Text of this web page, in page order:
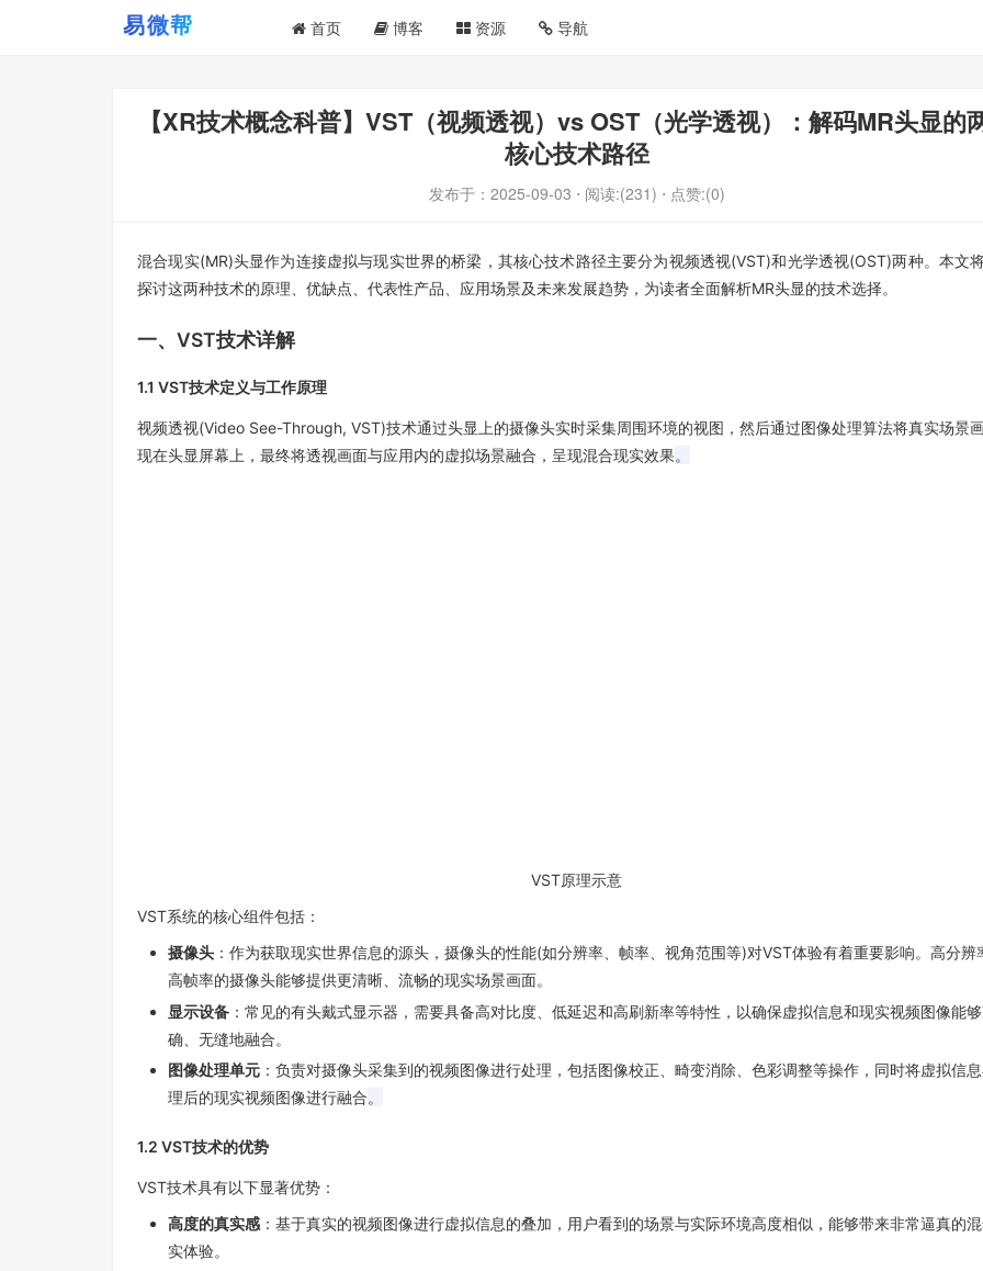
首页 博客 资源 导航
【XR技术概念科普】VST（视频透视）vs OST（光学透视）：解码MR头显的
核心技术路径
发布于： 2025-09-03 ⋅ 阅读:(231) ⋅ 点赞:(0)
混合现实(MR)头显作为连接虚拟与现实世界的桥梁，其核心技术路径主要分为视频透视(VST)和光学透视(OST)两种。本文
探讨这两种技术的原理、优缺点、代表性产品、应用场景及未来发展趋势，为读者全面解析MR头显的技术选择。
一、 VST技术详解
1.1 VST技术定义与工作原理
视频透视(Video See-Through, VST)技术通过头显上的摄像头实时采集周围环境的视图，然后通过图像处理算法将真实场景
现在头显屏幕上，最终将透视画面与应用内的虚拟场景融合，呈现混合现实效果。
VST原理示意
VST系统的核心组件包括：
摄像头 ：作为获取现实世界信息的源头，摄像头的性能(如分辨率、帧率、视角范围等)对VST体验有着重要影响。高分辨
高帧率的摄像头能够提供更清晰、流畅的现实场景画面。
显示设备 ：常见的有头戴式显示器，需要具备高对比度、低延迟和高刷新率等特性，以确保虚拟信息和现实视频图像能
确、无缝地融合。
图像处理单元 ：负责对摄像头采集到的视频图像进行处理，包括图像校正、畸变消除、色彩调整等操作，同时将虚拟信
理后的现实视频图像进行融合。
1.2 VST技术的优势
VST技术具有以下显著优势：
高度的真实感 ：基于真实的视频图像进行虚拟信息的叠加，用户看到的场景与实际环境高度相似，能够带来非常逼真的
实体验。